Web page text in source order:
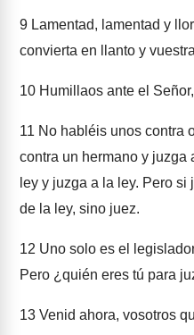
9 Lamentad, lamentad y
convierta en llanto y
10 Humillaos ante el
11 No habléis unos contra
contra un hermano y juzga
ley y juzga a la ley. Pero
de la ley, sino juez.
12 Uno solo es el
Pero ¿quién eres tú para
13 Venid ahora, vosotros